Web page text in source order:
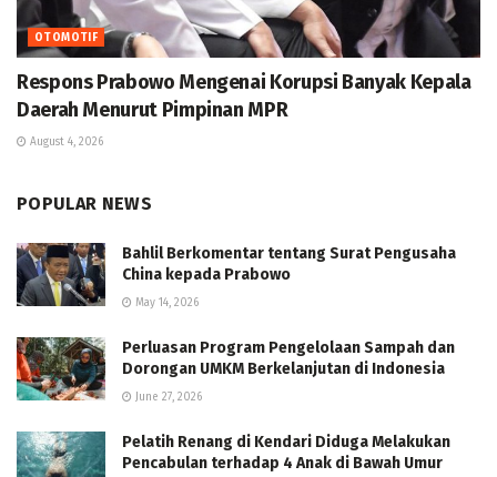
OTOMOTIF
Respons Prabowo Mengenai Korupsi Banyak Kepala
Daerah Menurut Pimpinan MPR
August 4, 2026
POPULAR NEWS
Bahlil Berkomentar tentang Surat Pengusaha
China kepada Prabowo
May 14, 2026
Perluasan Program Pengelolaan Sampah dan
Dorongan UMKM Berkelanjutan di Indonesia
June 27, 2026
Pelatih Renang di Kendari Diduga Melakukan
Pencabulan terhadap 4 Anak di Bawah Umur